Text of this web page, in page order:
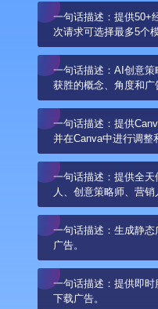
一句话描述：提供50+
次请求可选择最多5个
一句话描述：AI创意
获胜的概念、角度和广
一句话描述：提供
并在Canva中进行调整
一句话描述：提供全
人、创意策略师、营销
一句话描述：生成静
广告。
一句话描述：提供即
下载广告。